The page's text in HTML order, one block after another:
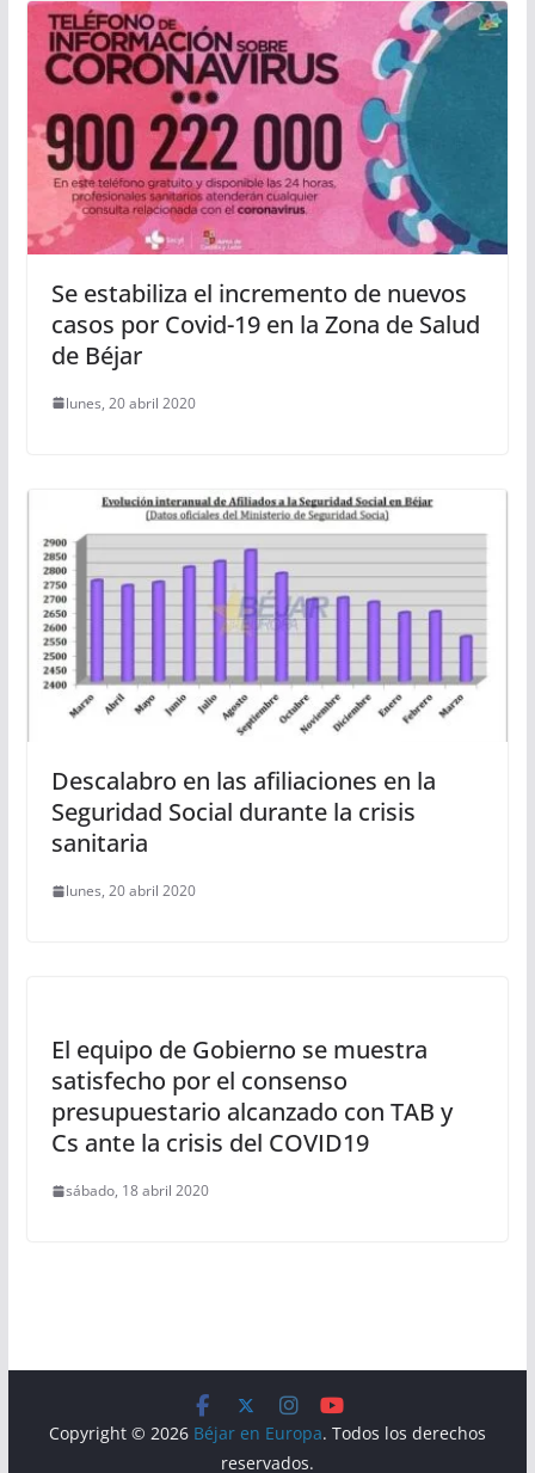
Se estabiliza el incremento de nuevos
casos por Covid-19 en la Zona de Salud
de Béjar
lunes, 20 abril 2020
Descalabro en las afiliaciones en la
Seguridad Social durante la crisis
sanitaria
lunes, 20 abril 2020
El equipo de Gobierno se muestra
satisfecho por el consenso
presupuestario alcanzado con TAB y
Cs ante la crisis del COVID19
sábado, 18 abril 2020
Copyright © 2026 Béjar en Europa. Todos los derechos
reservados.